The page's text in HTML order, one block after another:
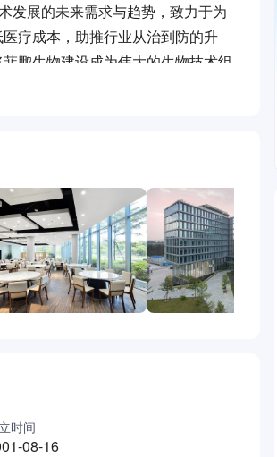
发展的未来需求与趋势，致力于为
疗成本，助推行业从治到防的升
鹏生物建设成为伟大的生物技术组
时间
08-16